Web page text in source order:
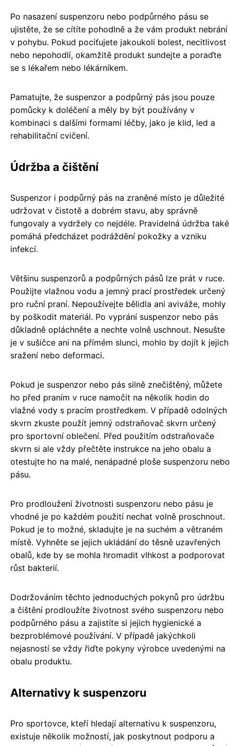
Po nasazení suspenzoru nebo podpůrného pásu se
ujistěte, že se cítíte pohodlně a že vám produkt nebrání
v pohybu. Pokud pociťujete jakoukoli bolest, necitlivost
nebo nepohodlí, okamžitě produkt sundejte a poraďte
se s lékařem nebo lékárníkem.
Pamatujte, že suspenzor a podpůrný pás jsou pouze
pomůcky k doléčení a měly by být používány v
kombinaci s dalšími formami léčby, jako je klid, led a
rehabilitační cvičení.
Údržba a čištění
Suspenzor i podpůrný pás na zraněné místo je důležité
udržovat v čistotě a dobrém stavu, aby správně
fungovaly a vydržely co nejdéle. Pravidelná údržba také
pomáhá předcházet podráždění pokožky a vzniku
infekcí.
Většinu suspenzorů a podpůrných pásů lze prát v ruce.
Použijte vlažnou vodu a jemný prací prostředek určený
pro ruční praní. Nepoužívejte bělidla ani aviváže, mohly
by poškodit materiál. Po vyprání suspenzor nebo pás
důkladně opláchněte a nechte volně uschnout. Nesušte
je v sušičce ani na přímém slunci, mohlo by dojít k jejich
sražení nebo deformaci.
Pokud je suspenzor nebo pás silně znečištěný, můžete
ho před praním v ruce namočit na několik hodin do
vlažné vody s pracím prostředkem. V případě odolných
skvrn zkuste použít jemný odstraňovač skvrn určený
pro sportovní oblečení. Před použitím odstraňovače
skvrn si ale vždy přečtěte instrukce na jeho obalu a
otestujte ho na malé, nenápadné ploše suspenzoru nebo
pásu.
Pro prodloužení životnosti suspenzoru nebo pásu je
vhodné je po každém použití nechat volně proschnout.
Pokud je to možné, skladujte je na suchém a větraném
místě. Vyhněte se jejich ukládání do těsně uzavřených
obalů, kde by se mohla hromadit vlhkost a podporovat
růst bakterií.
Dodržováním těchto jednoduchých pokynů pro údržbu
a čištění prodloužíte životnost svého suspenzoru nebo
podpůrného pásu a zajistíte si jejich hygienické a
bezproblémové používání. V případě jakýchkoli
nejasností se vždy řiďte pokyny výrobce uvedenými na
obalu produktu.
Alternativy k suspenzoru
Pro sportovce, kteří hledají alternativu k suspenzoru,
existuje několik možností, jak poskytnout podporu a